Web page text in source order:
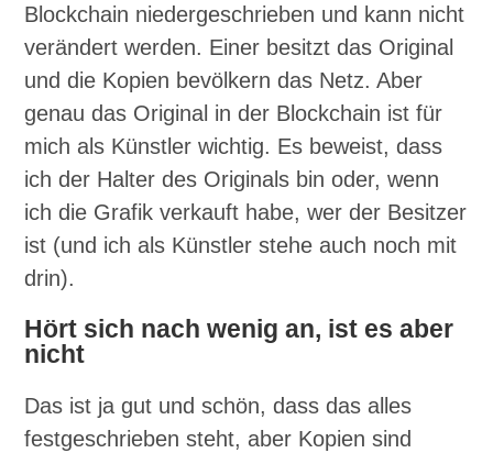
Blockchain niedergeschrieben und kann nicht
verändert werden. Einer besitzt das Original
und die Kopien bevölkern das Netz. Aber
genau das Original in der Blockchain ist für
mich als Künstler wichtig. Es beweist, dass
ich der Halter des Originals bin oder, wenn
ich die Grafik verkauft habe, wer der Besitzer
ist (und ich als Künstler stehe auch noch mit
drin).
Hört sich nach wenig an, ist es aber
nicht
Das ist ja gut und schön, dass das alles
festgeschrieben steht, aber Kopien sind